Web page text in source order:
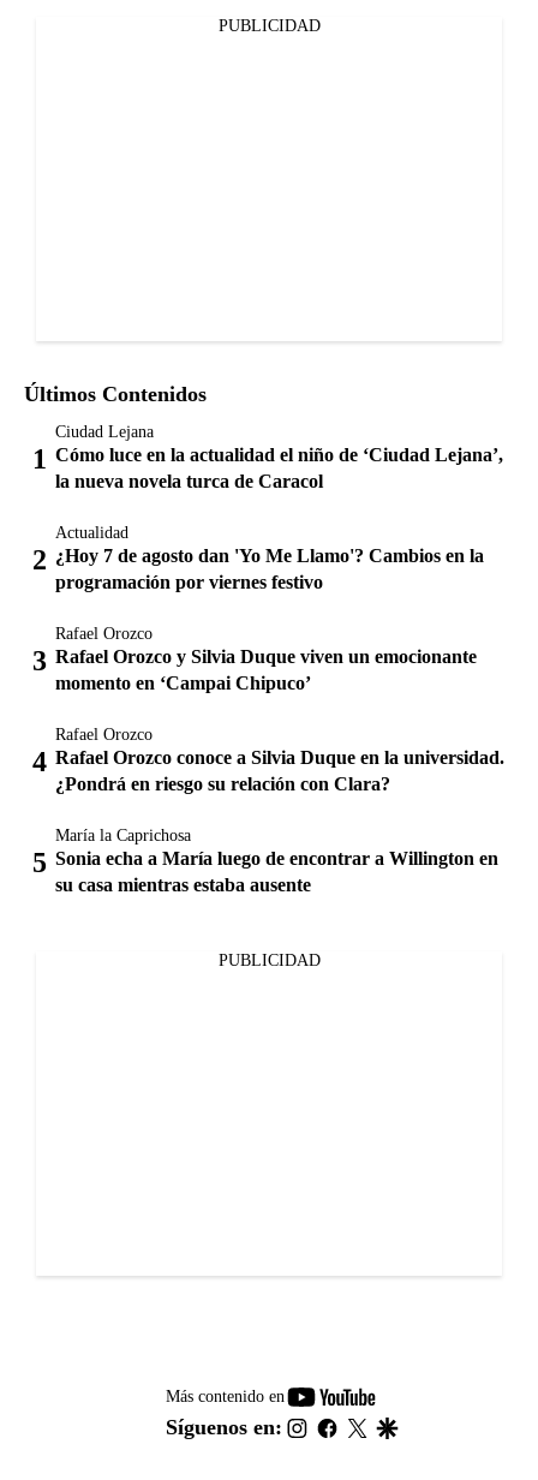
PUBLICIDAD
Últimos Contenidos
Ciudad Lejana
Cómo luce en la actualidad el niño de ‘Ciudad Lejana’,
la nueva novela turca de Caracol
Actualidad
¿Hoy 7 de agosto dan 'Yo Me Llamo'? Cambios en la
programación por viernes festivo
Rafael Orozco
Rafael Orozco y Silvia Duque viven un emocionante
momento en ‘Campai Chipuco’
Rafael Orozco
Rafael Orozco conoce a Silvia Duque en la universidad.
¿Pondrá en riesgo su relación con Clara?
María la Caprichosa
Sonia echa a María luego de encontrar a Willington en
su casa mientras estaba ausente
PUBLICIDAD
Más contenido en
youtube-
footer
Síguenos en: instagram
facebook
twitter